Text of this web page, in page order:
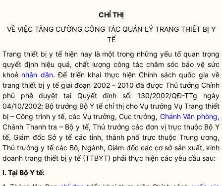
CHỈ THỊ
VỀ VIỆC TĂNG CƯỜNG CÔNG TÁCQUẢN LÝ TRANG THIẾT BỊ Y
TẾ
Trang thiết bị y tế hiện nay là một trong những yếu tố quan trọng
quyết định hiệu quả, chất lượng công tác chăm sóc bảo vệ sức
khoẻ nhân dân. Để triển khai thực hiện Chính sáchquốc gia về
trang thiết bị y tế giai đoạn 2002 – 2010 đã được Thủ tướng Chính
phủ phê duyệt tại Quyết định số: 130/2002/QĐ-TTg ngày
04/10/2002; Bộ trưởng Bộ Y tế chỉ thị cho Vụ trưởng Vụ Trang thiết
bị – Công trình y tế, các Vụ trưởng, Cục trưởng, Chánh Văn phòng,
Chánh Thanh tra – Bộ y tế, Thủ trưởng các đơn vị trực thuộc Bộ Y
tế, Giám đốc Sở y tế các tỉnh, thành phố trực thuộc Trung ương,
Thủ trưởng y tế các Bộ, Ngành, Giám đốc các cơ sở sản xuất, kinh
doanh trang thiết bị y tế (TTBYT) phải thực hiện các yêu cầu sau:
I. Tại Bộ Y tế: